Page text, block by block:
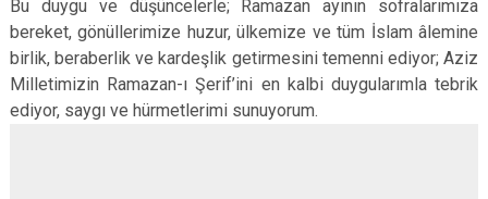
Bu duygu ve düşüncelerle; Ramazan ayının sofralarımıza
bereket, gönüllerimize huzur, ülkemize ve tüm İslam âlemine
birlik, beraberlik ve kardeşlik getirmesini temenni ediyor; Aziz
Milletimizin Ramazan-ı Şerif’ini en kalbi duygularımla tebrik
ediyor, saygı ve hürmetlerimi sunuyorum.